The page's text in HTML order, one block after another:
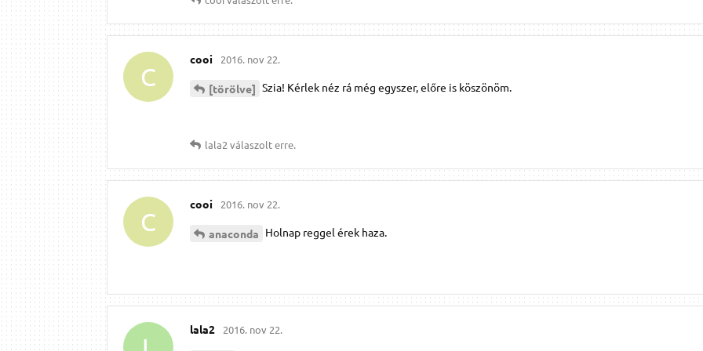
C
cooi 2016. nov 22.
[törölve] Szia! Kérlek néz rá még egyszer, előre is köszönöm.
lala2 válaszolt erre.
C
cooi 2016. nov 22.
anaconda Holnap reggel érek haza.
lala2 2016. nov 22.